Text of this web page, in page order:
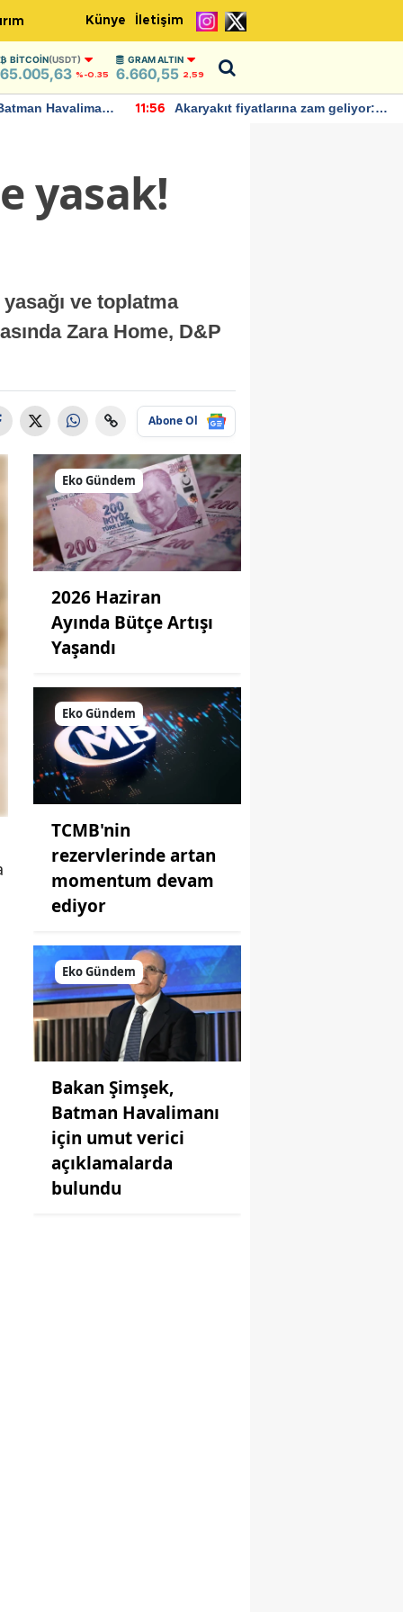
Künye İletişim
BITCOIN(USDT)
65.005,63 %-0.35
GRAM ALTIN
6.660,55 2,59
Havalimanı
11:56
Akaryakıt fiyatlarına zam geliyor:
yasak!
ve toplatma
Zara Home, D&P
Abone Ol
Eko Gündem
2026 Haziran
Ayında Bütçe Artışı
Yaşandı
Eko Gündem
TCMB'nin
rezervlerinde artan
momentum devam
ediyor
Eko Gündem
Bakan Şimşek,
Batman Havalimanı
için umut verici
açıklamalarda
bulundu